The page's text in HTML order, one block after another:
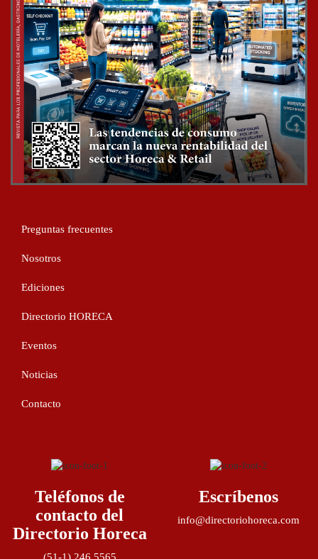
Preguntas frecuentes
Nosotros
Ediciones
Directorio HORECA
Eventos
Noticias
Contacto
Teléfonos de
contacto del
Directorio Horeca
Escríbenos
info@directoriohoreca.com